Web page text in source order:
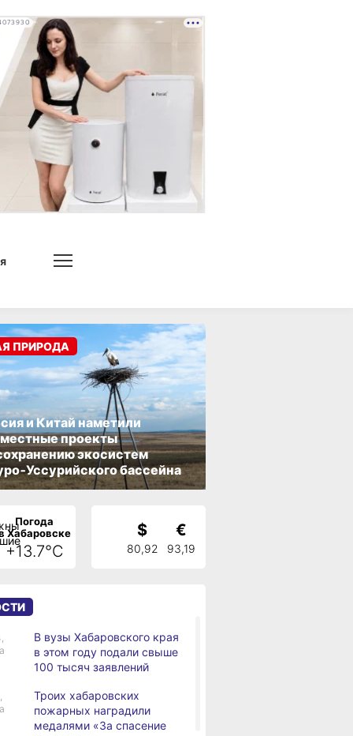
и Китай наметили
проекты
экосистем
бассейна
ПРИРОДА
Погода
Хабаровске
+13.7°C
$
80,92
€
93,19
В вузы Хабаровского края
в этом году подали свыше
100 тысяч заявлений
Троих хабаровских
пожарных наградили
медалями «За спасение